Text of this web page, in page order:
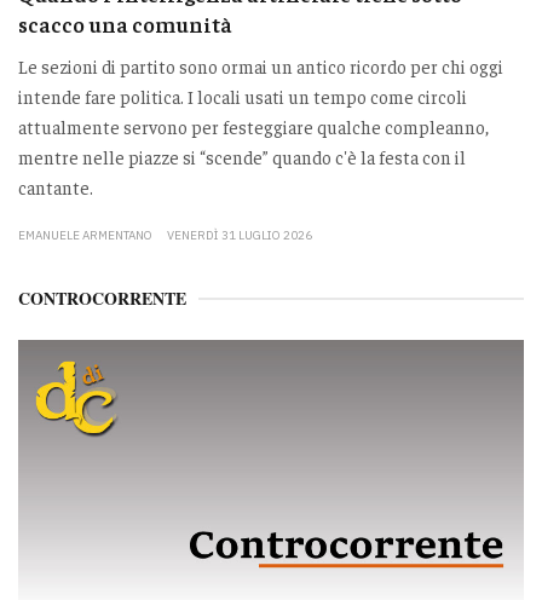
scacco una comunità
Le sezioni di partito sono ormai un antico ricordo per chi oggi
intende fare politica. I locali usati un tempo come circoli
attualmente servono per festeggiare qualche compleanno,
mentre nelle piazze si “scende” quando c'è la festa con il
cantante.
EMANUELE ARMENTANO VENERDÌ 31 LUGLIO 2026
CONTROCORRENTE